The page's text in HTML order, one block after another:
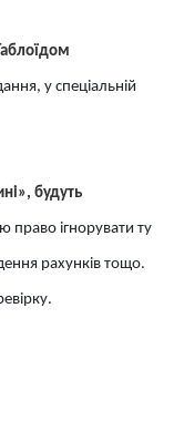
у спеціальній
будуть
право ігнорувати ту
рахунків тощо.